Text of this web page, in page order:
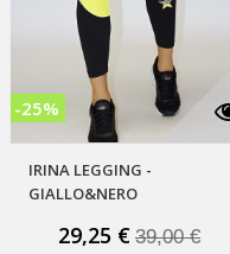
IRINA LEGGING -
GIALLO&NERO
29,25 € 39,00 €
-25%